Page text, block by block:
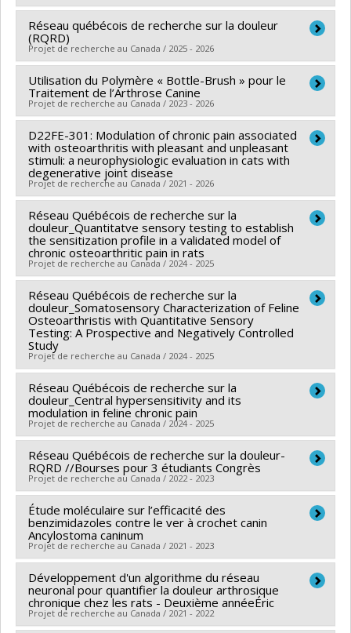
Chercheur principal : Éric Troncy
Sources de financement :CRSNG/Conseil de
recherches en sciences naturelles et génie du Canada
(CRSNG)
Programmes de subvention :PVX20965-(RGP)
Programme de subvention à la découverte individuelle
ou de groupe
Réseau québécois de recherche sur la douleur
(RQRD)
Projet de recherche au Canada / 2025 - 2026
Chercheur principal : Louis Gendron
Co-chercheurs : Éric Troncy
Sources de financement :FRQS/Fonds de recherche
du Québec - Santé (FRSQ)
Programmes de subvention :PVXXXXXX-Réseaux
thématiques de recherche
Utilisation du Polymère « Bottle-Brush » pour le
Traitement de l’Arthrose Canine
Projet de recherche au Canada / 2023 - 2026
Chercheur principal : Éric Troncy
Sources de financement :Technologies PharmaLube
inc.
Programmes de subvention :
D22FE-301: Modulation of chronic pain associated
with osteoarthritis with pleasant and unpleasant
stimuli: a neurophysiologic evaluation in cats with
degenerative joint disease
Projet de recherche au Canada / 2021 - 2026
Chercheur principal : Aude Castel
Co-chercheurs : Éric Troncy
Sources de financement :Morris Animal foundation
Programmes de subvention :
Réseau Québécois de recherche sur la
douleur_Quantitatve sensory testing to establish
the sensitization profile in a validated model of
chronic osteoarthritic pain in rats
Projet de recherche au Canada / 2024 - 2025
Chercheur principal : Louis Gendron
Co-chercheurs : Éric Troncy
Sources de financement :FRQS/Fonds de recherche
du Québec - Santé (FRSQ)
Programmes de subvention :PVXXXXXX-Réseaux
thématiques de recherche
Réseau Québécois de recherche sur la
douleur_Somatosensory Characterization of Feline
Osteoarthristis with Quantitative Sensory
Testing: A Prospective and Negatively Controlled
Study
Projet de recherche au Canada / 2024 - 2025
Chercheur principal : Louis Gendron
Co-chercheurs : Éric Troncy
Sources de financement :FRQS/Fonds de recherche
du Québec - Santé (FRSQ)
Programmes de subvention :PVXXXXXX-Réseaux
thématiques de recherche
Réseau Québécois de recherche sur la
douleur_Central hypersensitivity and its
modulation in feline chronic pain
Projet de recherche au Canada / 2024 - 2025
Chercheur principal : Louis Gendron
Co-chercheurs : Éric Troncy
Sources de financement :FRQS/Fonds de recherche
du Québec - Santé (FRSQ)
Programmes de subvention :
thématiques de recherche
Réseau Québécois de recherche sur la douleur-
RQRD //Bourses pour 3 étudiants Congrès
Projet de recherche au Canada / 2022 - 2023
Sources de financement :FRQS/Fonds de recherche
du Québec - Santé (FRSQ)
Programmes de subvention :PVXXXXXX-Réseaux
thématiques de recherche
Étude moléculaire sur l’efficacité des
benzimidazoles contre le ver à crochet canin
Ancylostoma caninum
Projet de recherche au Canada / 2021 - 2023
Chercheur principal : Éric Troncy
Co-chercheurs : Pablo Godoy
Ancylostoma caninumest un nématode gastro-
Développement d'un algorithme du réseau
neuronal pour quantifier la douleur arthrosique
chronique chez les rats - Deuxième annéeÉric
Projet de recherche au Canada / 2021 - 2022